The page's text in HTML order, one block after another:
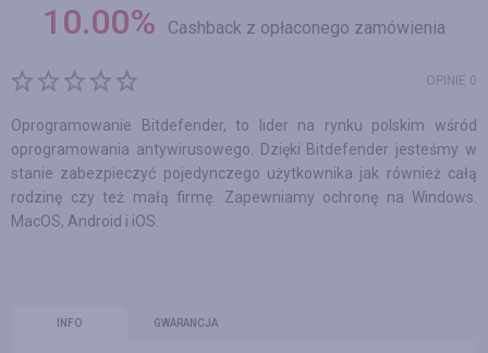
10.00% Cashback z opłaconego zamówienia
OPINIE 0
Oprogramowanie Bitdefender, to lider na rynku polskim wśród
oprogramowania antywirusowego. Dzięki Bitdefender jesteśmy w
stanie zabezpieczyć pojedynczego użytkownika jak również całą
rodzinę czy też małą firmę. Zapewniamy ochronę na Windows.
MacOS, Android i iOS.
INFO GWARANCJA